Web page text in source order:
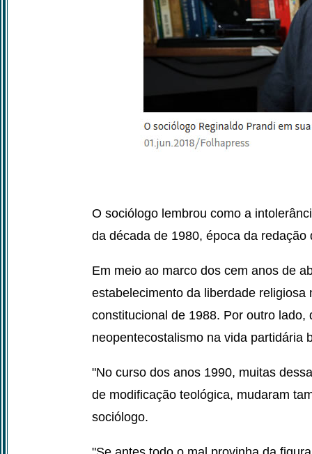
O sociólogo lembrou como a
da década de 1980, época da redação
Em meio ao marco dos cem anos de
estabelecimento da liberdade
constitucional de 1988. Por outro
neopentecostalismo na vida partidária
"No curso dos anos 1990, muitas
de modificação teológica, mudaram
sociólogo.